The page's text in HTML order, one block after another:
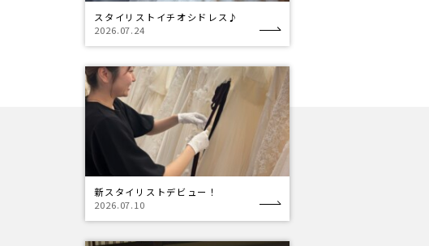
スタイリストイチオシドレス♪
2026.07.24
新スタイリストデビュー！
2026.07.10